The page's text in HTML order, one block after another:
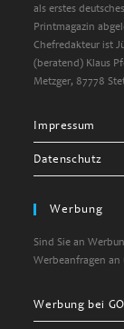
als erstes
Printmagazin
Chefredakteur ist
(beratend) Klaus
Metzger, 87778
Impressum
Datenschutz
Werbung
Sind Sie an
Werbeanfragen
Werbung bei